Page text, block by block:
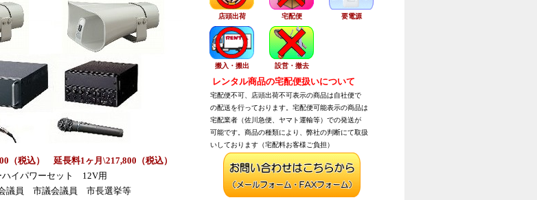
店頭出荷 宅配便 要電源
搬入・搬出 設営・撤去
レンタル商品の宅配便扱いについて
宅配便不可、店頭出荷不可表示の商品は自社便で
の配送を行っております。宅配便可能表示の商品は
宅配業者（佐川急便、ヤマト運輸等）での発送が
可能です。商品の種類により、弊社の判断にて取扱
いしております（宅配料お客様ご負担）
（税込） 延長料1ヶ月\217,800（税込）
ハイパワーセット 12V用
議員 市議会議員 市長選挙等